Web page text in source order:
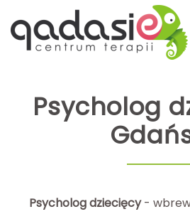
Przejdź do głównej treści
Psycholog
Psycholog dziecięcy-